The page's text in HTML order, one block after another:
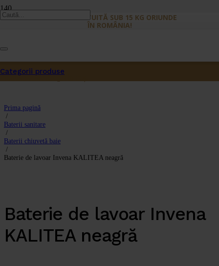
LIVRARE GRATUITĂ SUB 15 KG ORIUNDE
ÎN ROMÂNIA!
Produsa fost adăugat în coș.
Categorii produse
Prima pagină
/
Baterii sanitare
/
Baterii chiuvetă baie
/
Baterie de lavoar Invena KALITEA neagră
Baterie de lavoar Invena
KALITEA neagră